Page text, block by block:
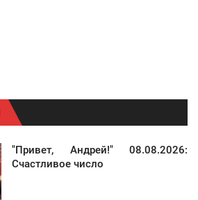
"Привет, Андрей!" 08.08.2026:
Счастливое число